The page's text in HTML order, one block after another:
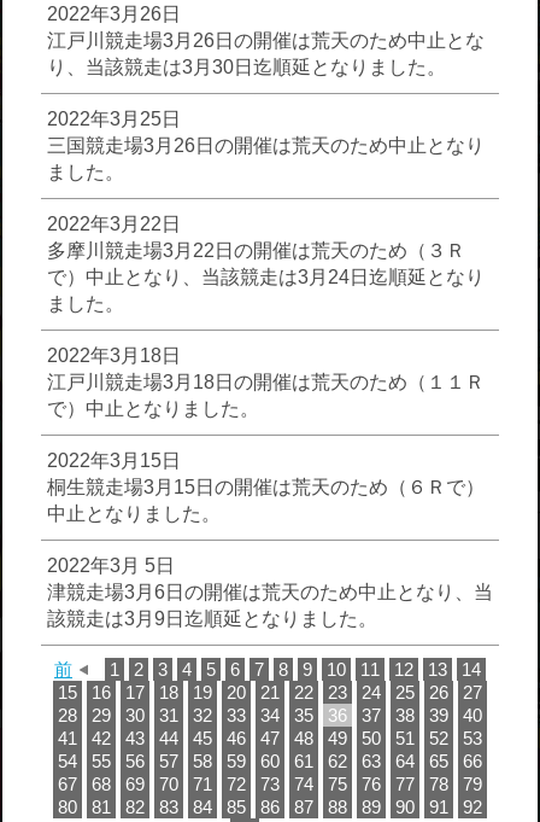
2022年3月26日
江戸川競走場3月26日の開催は荒天のため中止とな
り、当該競走は3月30日迄順延となりました。
2022年3月25日
三国競走場3月26日の開催は荒天のため中止となり
ました。
2022年3月22日
多摩川競走場3月22日の開催は荒天のため（３Ｒ
で）中止となり、当該競走は3月24日迄順延となり
ました。
2022年3月18日
江戸川競走場3月18日の開催は荒天のため（１１Ｒ
で）中止となりました。
2022年3月15日
桐生競走場3月15日の開催は荒天のため（６Ｒで）
中止となりました。
2022年3月 5日
津競走場3月6日の開催は荒天のため中止となり、当
該競走は3月9日迄順延となりました。
前 1 2 3 4 5 6 7 8 9 10 11 12 13
14
15
16 17 18 19 20 21 22 23 24 25 26
27
28
29 30 31 32 33 34 35 36 37 38 39
40
41
42 43 44 45 46 47 48 49 50 51 52
53
54
55 56 57 58 59 60 61 62 63 64 65
66
67
68 69 70 71 72 73 74 75 76 77 78
79
80
81 82 83 84 85 86 87 88 89 90 91
92